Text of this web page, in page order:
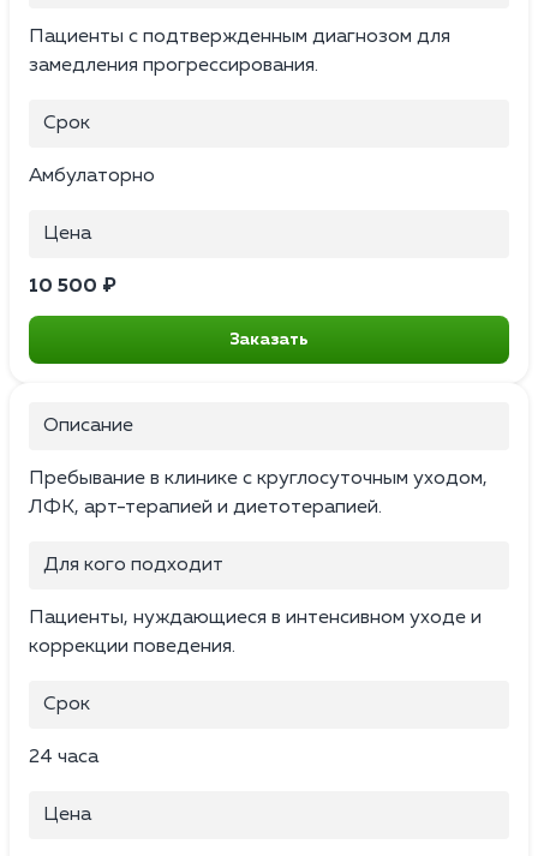
Пациенты с подтвержденным диагнозом для
замедления прогрессирования.
Срок
Амбулаторно
Цена
10 500 ₽
Заказать
Описание
Пребывание в клинике с круглосуточным уходом,
ЛФК, арт-терапией и диетотерапией.
Для кого подходит
Пациенты, нуждающиеся в интенсивном уходе и
коррекции поведения.
Срок
24 часа
Цена